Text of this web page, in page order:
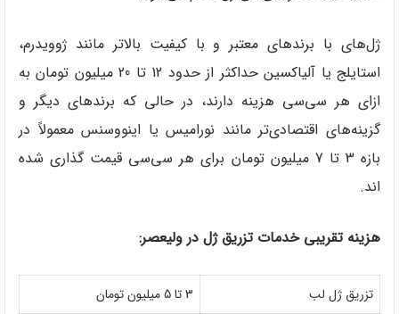
ژل‌های با برندهای معتبر و با کیفیت بالاتر مانند ژوویدرم،
استایلج یا آلیاکسین حداکثر از حدود 12 تا 20 میلیون تومان به
ازای هر سی‌سی هزینه دارند، در حالی که برندهای دیگر و
گزینه‌های اقتصادی‌تر مانند نورامیس یا اینووسنس معمولاً در
بازه 3 تا 7 میلیون تومان برای هر سی‌سی قیمت گذاری شده
اند.
هزینه تقریبی خدمات تزریق ژل در ولیعصر:
تزریق ژل لب
3 تا 5 میلیون تومان